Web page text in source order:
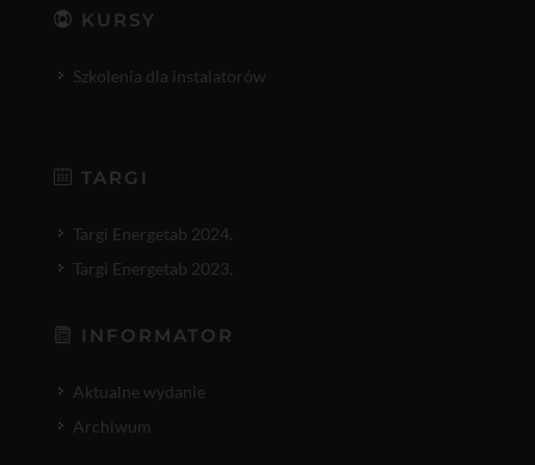
KURSY
Szkolenia dla instalatorów
TARGI
Targi Energetab 2024.
Targi Energetab 2023.
INFORMATOR
Aktualne wydanie
Archiwum